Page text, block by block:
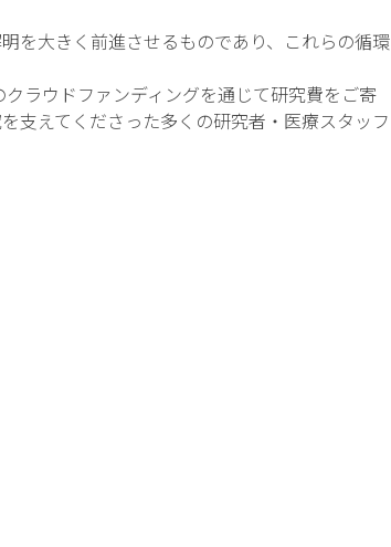
を大きく前進させるものであり、これらの循環
ラウドファンディングを通じて研究費をご寄
支えてくださった多くの研究者・医療スタッフ